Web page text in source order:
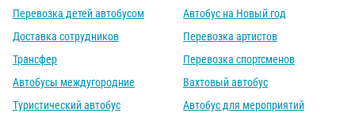
Перевозка детей автобусом
Доставка сотрудников
Трансфер
Автобусы междугородние
Туристический автобус
Автобус на Новый год
Перевозка артистов
Перевозка спортсменов
Вахтовый автобус
Автобус для мероприятий